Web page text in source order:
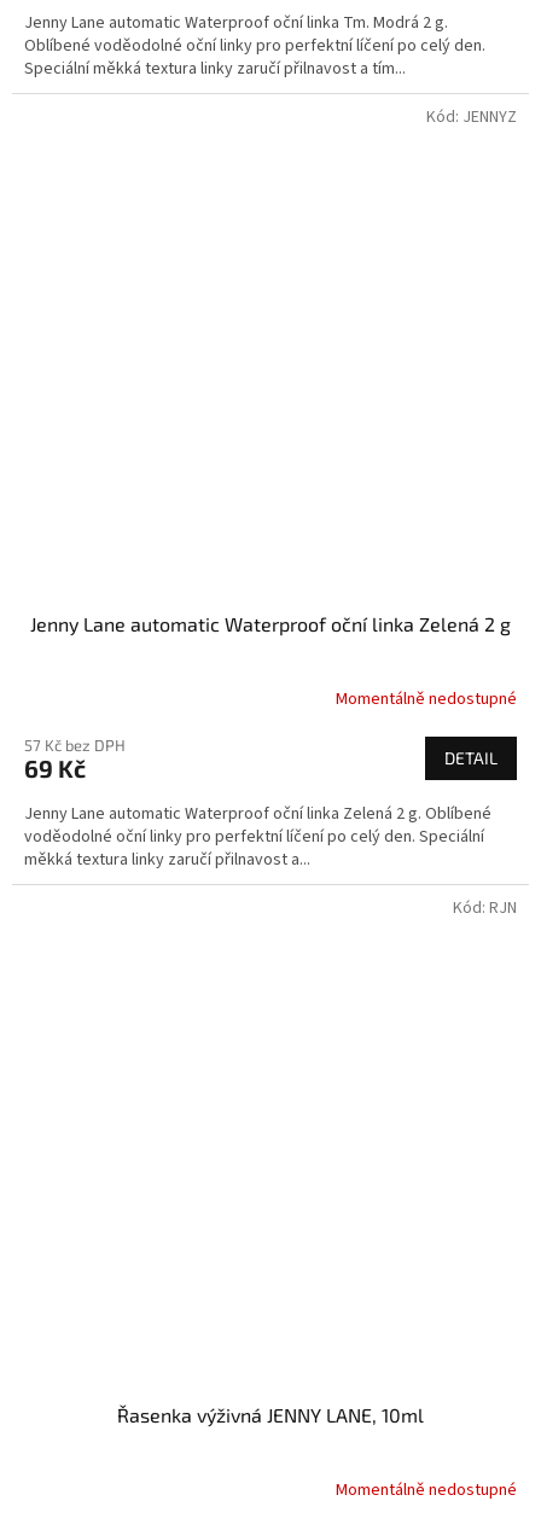
z
5
hvězdiček.
Jenny Lane automatic Waterproof oční linka Tm. Modrá 2 g.
Oblíbené voděodolné oční linky pro perfektní líčení po celý den.
Speciální měkká textura linky zaručí přilnavost a tím...
Jenny Lane automatic Waterproof oční linka Zelená 2 g
Momentálně nedostupné
57 Kč bez DPH
69 Kč DETAIL
Jenny Lane automatic Waterproof oční linka Zelená 2 g. Oblíbené
voděodolné oční linky pro perfektní líčení po celý den. Speciální
měkká textura linky zaručí přilnavost a...
Kód: JENNYZ
Řasenka výživná JENNY LANE, 10ml
Momentálně nedostupné
Kód: RJN